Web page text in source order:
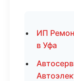
ИП
в Уфа